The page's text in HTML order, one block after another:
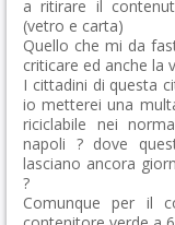
a ritirare il
(vetro e carta)
Quello che mi da
criticare ed anche la
I cittadini di questa
io metterei una
riciclabile nei
napoli ? dove
lasciano ancora
?
Comunque per il